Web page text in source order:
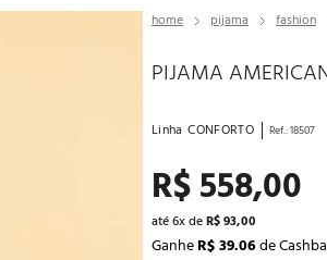
pijama fashion
PIJAMA
Linha CONFORTO Ref.:18507
R$558,00
até6x deR$93,00
GanheR$ 39.06de